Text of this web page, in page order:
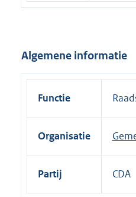
e
n
k
Algemene informatie
Functie
Organisatie
Partij CDA